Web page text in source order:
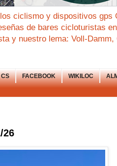
ciclismo y dispositivos gps
de bares cicloturistas en
y nuestro lema: Voll-Damm,
FACEBOOK WIKILOC
26